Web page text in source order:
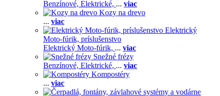
Benzínové, Elektrické, ... viac
Kozy na drevo
... viac
Elektrický
Moto-fúrik, príslušenstvo
Elektrický Moto-fúrik, ... viac
Snežné frézy
Benzínové, Elektrické, ... viac
Kompostéry
... viac